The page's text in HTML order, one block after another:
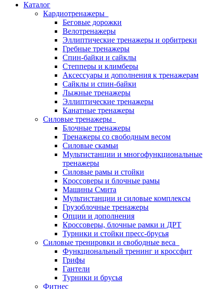
Каталог
Кардиотренажеры
Беговые дорожки
Велотренажеры
Эллиптические тренажеры и орбитреки
Гребные тренажеры
Спин-байки и сайклы
Степперы и климберы
Аксессуары и дополнения к тренажерам
Сайклы и спин-байки
Лыжные тренажеры
Эллиптические тренажеры
Канатные тренажеры
Силовые тренажеры
Блочные тренажеры
Тренажеры со свободным весом
Силовые скамьи
Мультистанции и многофункциональные
тренажеры
Силовые рамы и стойки
Кроссоверы и блочные рамы
Машины Смита
Мультистанции и силовые комплексы
Грузоблочные тренажеры
Опции и дополнения
Кроссоверы, блочные рамки и ДРТ
Турники и стойки пресс-брусья
Силовые тренировки и свободные веса
Функциональный тренинг и кроссфит
Грифы
Гантели
Турники и брусья
Фитнес